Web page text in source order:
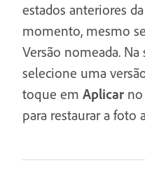
estados anteriores
momento, mesmo
Versão nomeada.
selecione uma
toque em Aplicar
para restaurar a foto